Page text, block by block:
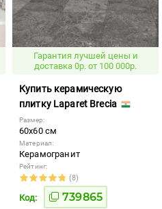
Гарантия лучшей цены и
доставка 0р. от 100 000р.
Купить керамическую
плитку Laparet Brecia
Размер:
60x60 см
Материал:
Керамогранит
Рейтинг:
(8)
Код: 739865